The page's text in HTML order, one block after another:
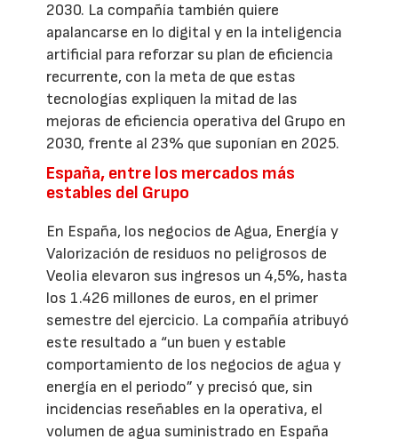
2030. La compañía también quiere
apalancarse en lo digital y en la inteligencia
artificial para reforzar su plan de eficiencia
recurrente, con la meta de que estas
tecnologías expliquen la mitad de las
mejoras de eficiencia operativa del Grupo en
2030, frente al 23% que suponían en 2025.
España, entre los mercados más
estables del Grupo
En España, los negocios de Agua, Energía y
Valorización de residuos no peligrosos de
Veolia elevaron sus ingresos un 4,5%, hasta
los 1.426 millones de euros, en el primer
semestre del ejercicio. La compañía atribuyó
este resultado a “un buen y estable
comportamiento de los negocios de agua y
energía en el periodo” y precisó que, sin
incidencias reseñables en la operativa, el
volumen de agua suministrado en España